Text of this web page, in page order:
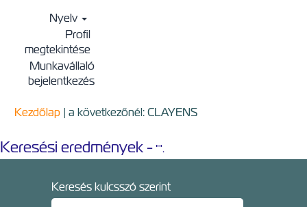
Nyelv
Profil
megtekintése
Munkavállaló
bejelentkezés
Kezdőlap | a következőnél: CLAYENS(aktuális
Keresési eredmények -"".
Keresés kulcsszó szerint